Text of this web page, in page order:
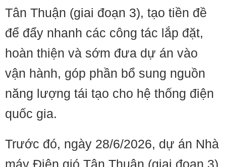
Tân Thuận (giai đoạn 3), tạo tiền đề
để đẩy nhanh các công tác lắp đặt,
hoàn thiện và sớm đưa dự án vào
vận hành, góp phần bổ sung nguồn
năng lượng tái tạo cho hệ thống điện
quốc gia.
Trước đó, ngày 28/6/2026, dự án Nhà
máy Điện gió Tân Thuận (giai đoạn 3)